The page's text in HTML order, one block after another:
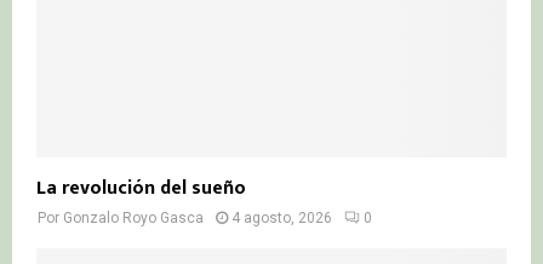
La revolución del sueño
Por Gonzalo Royo Gasca 4 agosto, 2026 0